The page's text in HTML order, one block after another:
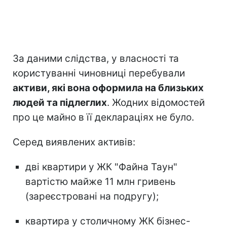
За даними слідства, у власності та
користуванні чиновниці перебували
активи, які вона оформила на близьких
людей та підлеглих. Жодних відомостей
про це майно в її деклараціях не було.
Серед виявлених активів:
дві квартири у ЖК "Файна Таун"
вартістю майже 11 млн гривень
(зареєстровані на подругу);
квартира у столичному ЖК бізнес-